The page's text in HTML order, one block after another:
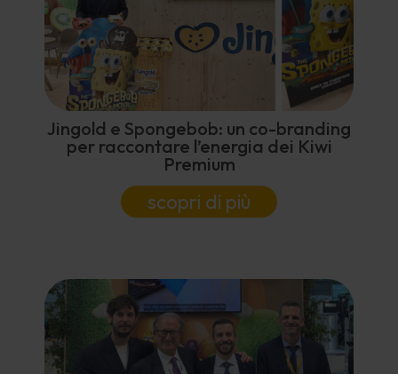
Jingold e Spongebob: un co-branding
per raccontare l’energia dei Kiwi
Premium
scopri di più